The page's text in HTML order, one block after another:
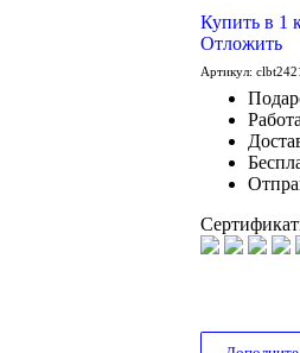
Купить в 1
Отложить
Артикул: